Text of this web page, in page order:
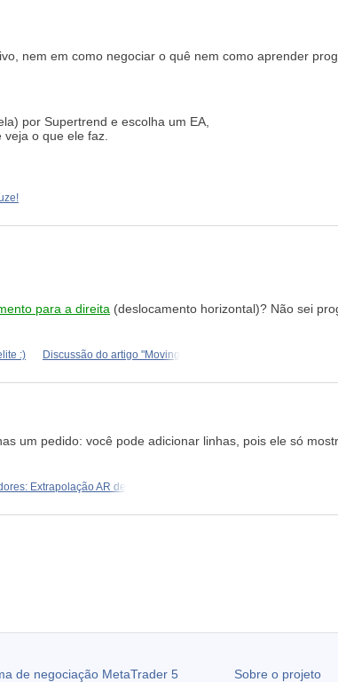
nem em como negociar o quê nem como aprender
por Supertrend e escolha um EA,
o que ele faz.
para a direita (deslocamento horizontal)? Não sei
:) Discussão do artigo "Moving
um pedido: você pode adicionar linhas, pois ele só
Extrapolação AR de
de negociação MetaTrader 5 Sobre o projeto